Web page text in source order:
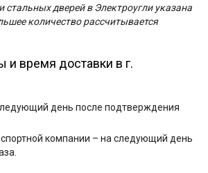
стальных дверей в Электроугли указана
количество рассчитывается
и время доставки в г.
день после подтверждения
компании – на следующий день